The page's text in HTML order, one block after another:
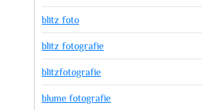
blitz foto
blitz fotografie
blitzfotografie
blume fotografie